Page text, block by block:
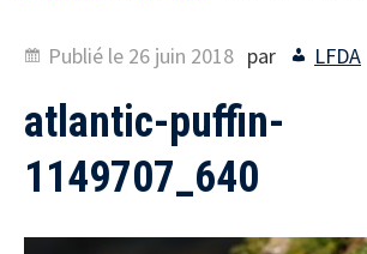
Publié le 26 juin 2018 par LFDA
atlantic-puffin-
1149707_640